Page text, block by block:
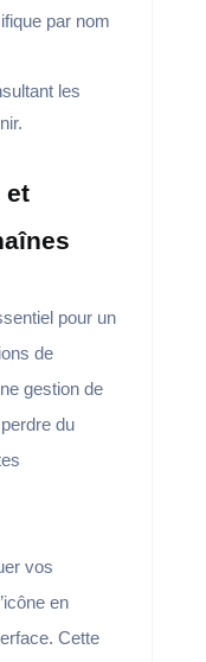
par nom
les
et
pour un
de
gestion de
du
vos
en
Cette